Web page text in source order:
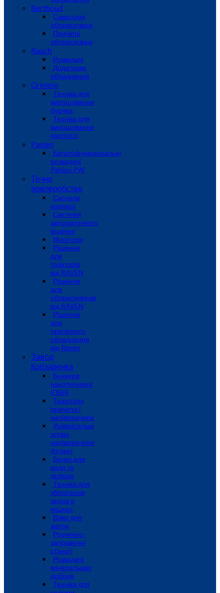
Berthoud
Самохідні
обприскувачі
Причіпні
обприскувачі
Rauch
Розкидачі
Додаткове
обладнання
Grimme
Техніка для
вирощування
буряка
Техніка для
вирощування
картоплі
Panien
Багатофункціональні
розкидачі
Panien PW
Точне
землеробство
Сигнали
корекції
Системи
автоматичного
водіння
Монітори
Рішення
для
тракторів
від RAVEN
Рішення
для
обприскувачів
від RAVEN
Рішення
для
причіпного
обладнання
від Raven
Завод
Кобзаренка
Бункери
накопичувачі
(ПБН)
Тракторні
причепи i
напiвпричепи
Універсальні
зсувні
напівпричепи
Атлант
Бочки для
води та
добрив
Техніка для
зберігання
зерна в
мішках
Візки для
жаток
Розчинно-
заправочні
станції
Розкидачі
мінеральних
добрив
Техніка для